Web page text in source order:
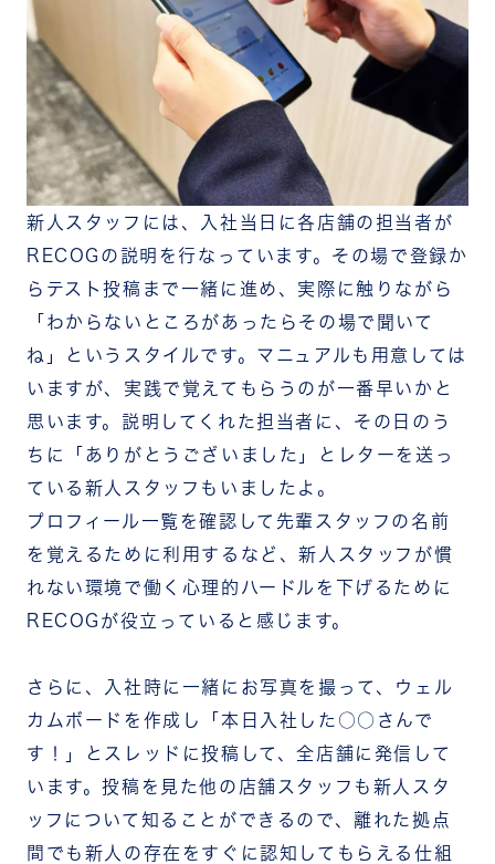
新人スタッフには、入社当日に各店舗の担当者が
RECOGの説明を行なっています。その場で登録か
らテスト投稿まで一緒に進め、実際に触りながら
「わからないところがあったらその場で聞いて
ね」というスタイルです。マニュアルも用意しては
いますが、実践で覚えてもらうのが一番早いかと
思います。説明してくれた担当者に、その日のう
ちに「ありがとうございました」とレターを送っ
ている新人スタッフもいましたよ。
プロフィール一覧を確認して先輩スタッフの名前
を覚えるために利用するなど、新人スタッフが慣
れない環境で働く心理的ハードルを下げるために
RECOGが役立っていると感じます。
さらに、入社時に一緒にお写真を撮って、ウェル
カムボードを作成し「本日入社した○○さんで
す！」とスレッドに投稿して、全店舗に発信して
います。投稿を見た他の店舗スタッフも新人スタ
ッフについて知ることができるので、離れた拠点
間でも新人の存在をすぐに認知してもらえる仕組